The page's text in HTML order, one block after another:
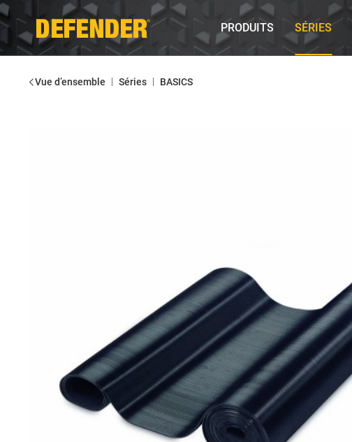
PRODUITS SÉRIES
Vue d’ensemble | Séries | BASICS